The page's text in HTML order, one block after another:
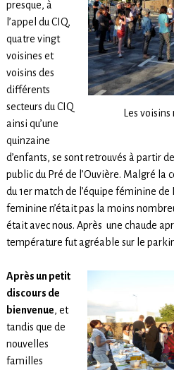
Les
presque, à
l’appel du CIQ,
quatre vingt
voisines et
voisins des
différents
secteurs du CIQ
ainsi qu’une
quinzaine
d’enfants, se sont retrouvés à partir
public du Pré de l’Ouvière. Malgré la
du 1er match de l’équipe féminine
feminine n’était pas la moins
était avec nous. Après une chaude
température fut agréable sur le
Après un petit
discours de
bienvenue, et
tandis que de
nouvelles
familles